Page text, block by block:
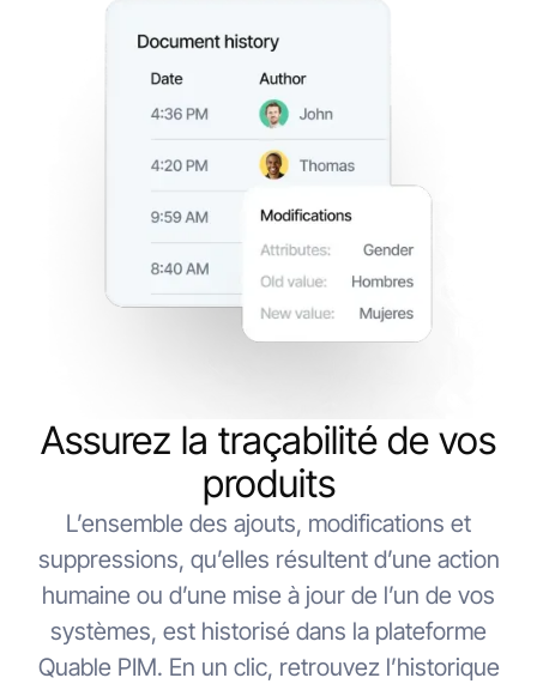
Assurez la traçabilité de vos
produits
L’ensemble des ajouts, modifications et
suppressions, qu’elles résultent d’une action
humaine ou d’une mise à jour de l’un de vos
systèmes, est historisé dans la plateforme
Quable PIM. En un clic, retrouvez l’historique